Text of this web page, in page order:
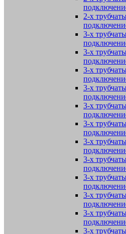
2-х
3-х
3-х
3-х
3-х
3-х
3-х
3-х
3-х
3-х
3-х
3-х
3-х